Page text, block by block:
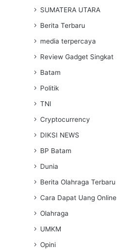
SUMATERA UTARA
Berita Terbaru
media terpercaya
Review Gadget Singkat
Batam
Politik
TNI
Cryptocurrency
DIKSI NEWS
BP Batam
Dunia
Berita Olahraga Terbaru
Cara Dapat Uang Online
Olahraga
UMKM
Opini